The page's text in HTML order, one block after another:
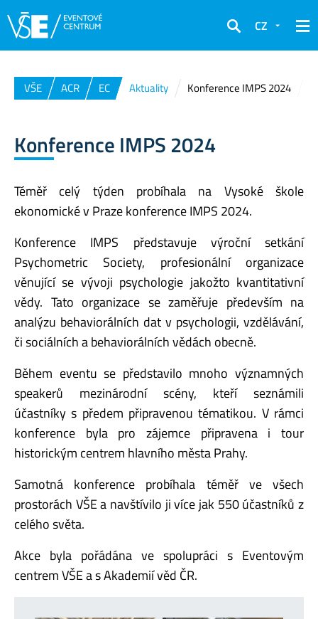
Hledat
CZ
VŠE ACR EC Aktuality Konference IMPS 2024
Konference IMPS 2024
Téměř celý týden probíhala na Vysoké škole
ekonomické v Praze konference IMPS 2024.
Konference IMPS představuje výroční setkání
Psychometric Society, profesionální organizace
věnující se vývoji psychologie jakožto kvantitativní
vědy. Tato organizace se zaměřuje především na
analýzu behaviorálních dat v psychologii, vzdělávání,
či sociálních a behaviorálních vědách obecně.
Během eventu se představilo mnoho významných
speakerů mezinárodní scény, kteří seznámili
účastníky s předem připravenou tématikou. V rámci
konference byla pro zájemce připravena i tour
historickým centrem hlavního města Prahy.
Samotná konference probíhala téměř ve všech
prostorách VŠE a navštívilo ji více jak 550 účastníků z
celého světa.
Akce byla pořádána ve spolupráci s Eventovým
centrem VŠE a s Akademií věd ČR.